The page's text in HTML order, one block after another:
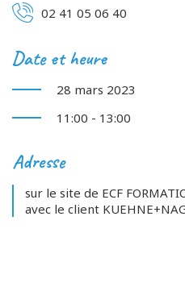
02 41 05 06 40
Date et heure
28 mars 2023
11:00 - 13:00
Adresse
sur le site de ECF
avec le client